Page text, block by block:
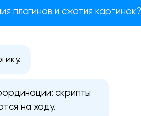
плагинов и сжатия картинок?
скрипты
на ходу.